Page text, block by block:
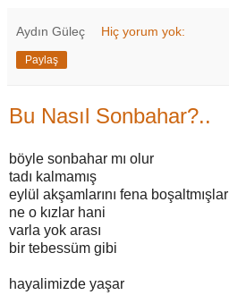
Aydın Güleç Hiç yorum yok:
Paylaş
Bu Nasıl Sonbahar?..
böyle sonbahar mı olur
tadı kalmamış
eylül akşamlarını fena boşaltmışlar
ne o kızlar hani
varla yok arası
bir tebessüm gibi
hayalimizde yaşar